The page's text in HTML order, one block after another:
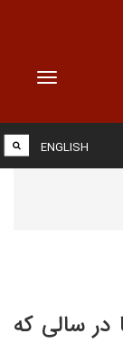
Toggle
ENGLISH
در سالی که